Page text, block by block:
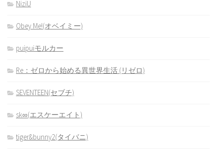
NiziU
Obey Me!(オベイミー)
puipuiモルカー
Re：ゼロから始める異世界生活 (リゼロ)
SEVENTEEN(セブチ)
sk∞(エスケーエイト)
tiger&bunny2(タイバニ)